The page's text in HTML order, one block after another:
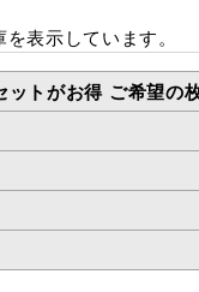
表示しています。
ットがお得 ご希望の